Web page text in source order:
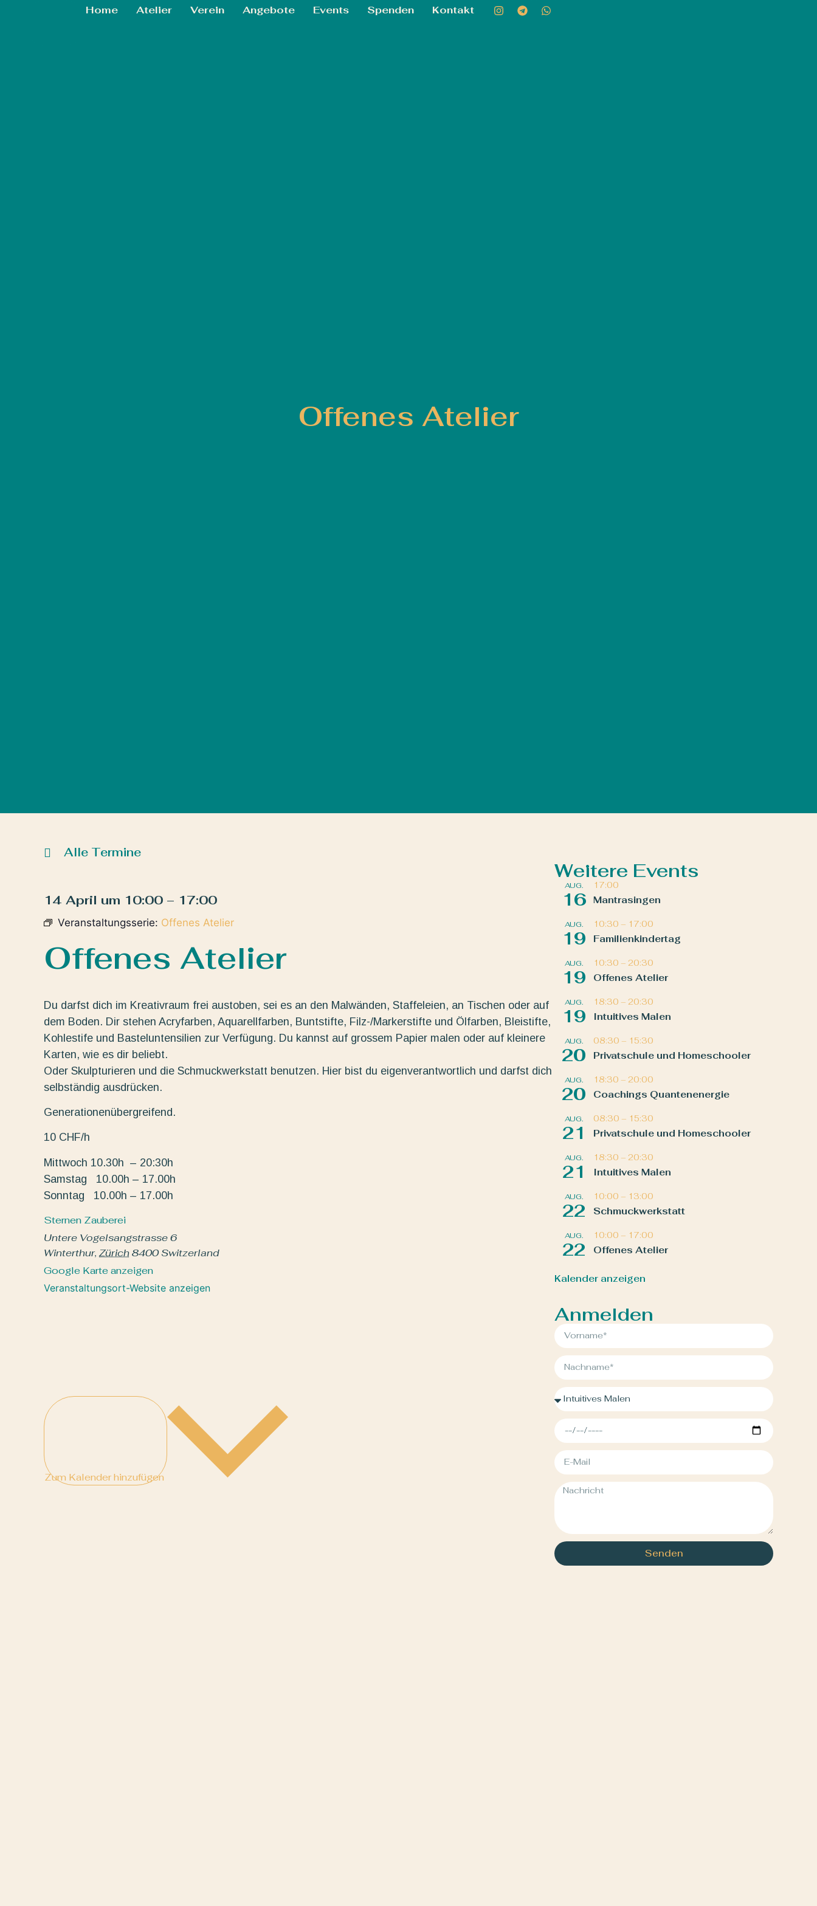
Home Atelier Verein Angebote Events Spenden Kontakt
Offenes Atelier
Alle Termine
14 April um 10:00 – 17:00
Veranstaltungsserie: Offenes Atelier
Offenes Atelier
Du darfst dich im Kreativraum frei austoben, sei es an den Malwänden, Staffeleien, an Tischen oder auf
dem Boden. Dir stehen Acryfarben, Aquarellfarben, Buntstifte, Filz-/Markerstifte und Ölfarben, Bleistifte,
Kohlestife und Basteluntensilien zur Verfügung. Du kannst auf grossem Papier malen oder auf kleinere
Karten, wie es dir beliebt.
Oder Skulpturieren und die Schmuckwerkstatt benutzen. Hier bist du eigenverantwortlich und darfst dich
selbständig ausdrücken.
Generationenübergreifend.
10 CHF/h
Mittwoch 10.30h – 20:30h
Samstag 10.00h – 17.00h
Sonntag 10.00h – 17.00h
Sternen Zauberei
Untere Vogelsangstrasse 6
Winterthur, Zürich8400 Switzerland
Google Karte anzeigen
Veranstaltungsort-Website anzeigen
Zum Kalender hinzufügen
Weitere Events
AUG.
16
17:00
Mantrasingen
AUG.
19
10:30 – 17:00
Familienkindertag
AUG.
19
10:30 – 20:30
Offenes Atelier
AUG.
19
18:30 – 20:30
Intuitives Malen
AUG.
20
08:30 – 15:30
Privatschule und Homeschooler
AUG.
20
18:30 – 20:00
Coachings Quantenenergie
AUG.
21
08:30 – 15:30
Privatschule und Homeschooler
AUG.
21
18:30 – 20:30
Intuitives Malen
AUG.
22
10:00 – 13:00
Schmuckwerkstatt
AUG.
22
10:00 – 17:00
Offenes Atelier
Kalender anzeigen
Anmelden
Senden